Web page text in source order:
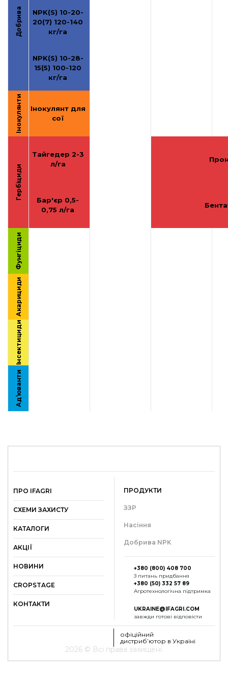
Добрива
Інокулянти
Гербіциди
Фунгіциди
Акарициди
Інсектициди
Ад’юванти
NPK(S) 10-20-
20(7) 120-140
кг/га
NPK(S) 10-28-
15(5) 100-120
кг/га
Інокулянт для
сої
Тайгедер 2-3
л/га
Бар'єр 0,5-
0,75 л/га
2026 © Всі права захищені.
ПРО IFAGRI
СХЕМИ ЗАХИСТУ
КАТАЛОГИ
АКЦІЇ
НОВИНИ
СROPSTAGE
КОНТАКТИ
ПРОДУКТИ
ЗЗР
Насіння
Добрива NPK
+380 (800) 408 700
З питань придбання
+380 (50) 332 57 89
Агротехнологічна підтримка
UKRAINE@IFAGRI.COM
завжди готові відповісти
офіційний
дистриб’ютор в Україні